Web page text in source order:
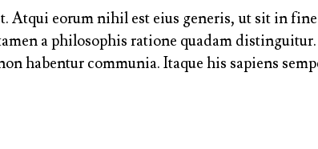
Atqui eorum nihil est eius generis, ut sit in
a philosophis ratione quadam
habentur communia. Itaque his sapiens